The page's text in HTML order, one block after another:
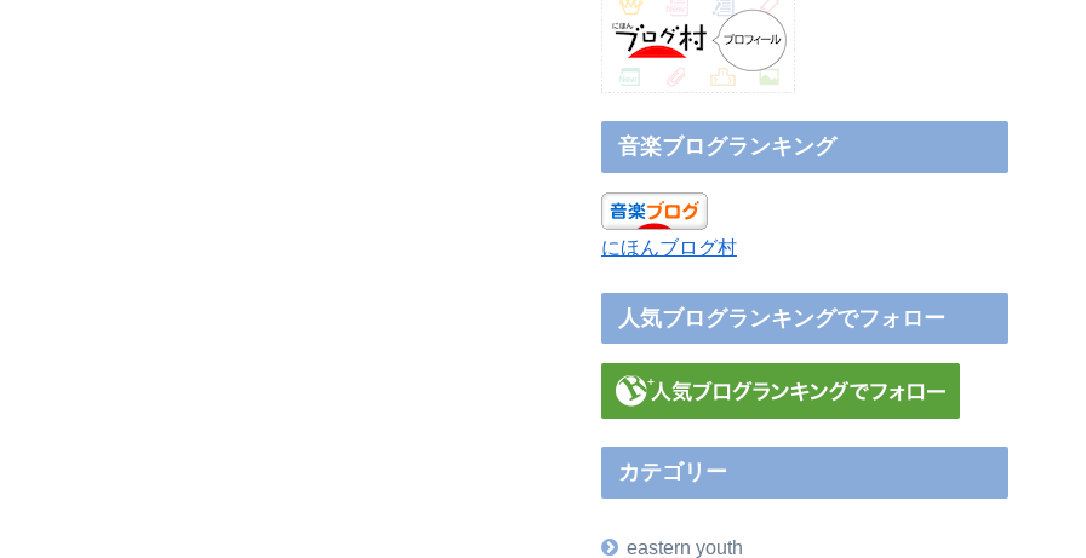
音楽ブログランキング
にほんブログ村
人気ブログランキングでフォロー
カテゴリー
eastern youth